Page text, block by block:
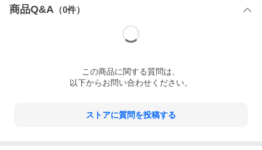
商品Q&A （0件）
この商品に関する質問は、
以下からお問い合わせください。
ストアに質問を投稿する